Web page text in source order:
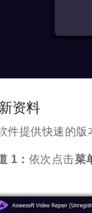
资料
件提供快速的版
1： 依次点击菜